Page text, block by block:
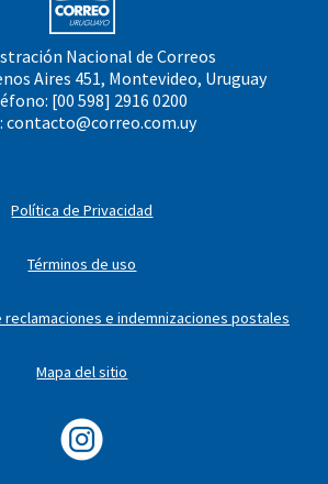
Nacional de Correos
Aires 451, Montevideo, Uruguay
[00 598] 2916 0200
contacto@correo.com.uy
Política de Privacidad
Términos de uso
reclamaciones e indemnizaciones postales
Mapa del sitio